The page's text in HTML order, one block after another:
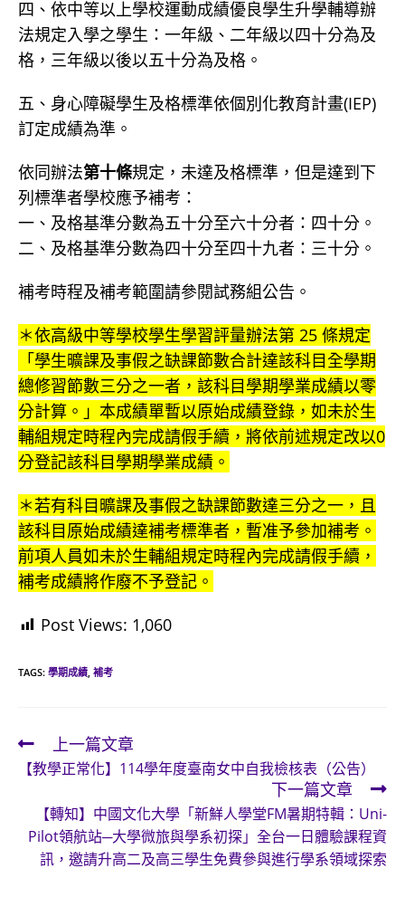
四、依中等以上學校運動成績優良學生升學輔導辦
法規定入學之學生：一年級、二年級以四十分為及
格，三年級以後以五十分為及格。
五、身心障礙學生及格標準依個別化教育計畫(IEP)
訂定成績為準。
依同辦法第十條規定，未達及格標準，但是達到下
列標準者學校應予補考：
一、及格基準分數為五十分至六十分者：四十分。
二、及格基準分數為四十分至四十九者：三十分。
補考時程及補考範圍請參閱試務組公告。
＊依高級中等學校學生學習評量辦法第 25 條規定
「學生曠課及事假之缺課節數合計達該科目全學期
總修習節數三分之一者，該科目學期學業成績以零
分計算。」本成績單暫以原始成績登錄，如未於生
輔組規定時程內完成請假手續，將依前述規定改以0
分登記該科目學期學業成績。
＊若有科目曠課及事假之缺課節數達三分之一，且
該科目原始成績達補考標準者，暫准予參加補考。
前項人員如未於生輔組規定時程內完成請假手續，
補考成績將作廢不予登記。
Post Views: 1,060
TAGS: 學期成績, 補考
Read
more
articles
上一篇文章
【教學正常化】114學年度臺南女中自我檢核表（公告）
下一篇文章
【轉知】中國文化大學「新鮮人學堂FM暑期特輯：Uni-
Pilot領航站─大學微旅與學系初探」全台一日體驗課程資
訊，邀請升高二及高三學生免費參與進行學系領域探索